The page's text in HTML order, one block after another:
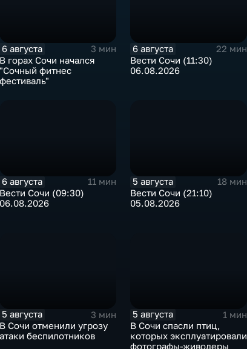
6 августа
3 мин
В горах Сочи начался
"Сочный фитнес
фестиваль"
6 августа
22 мин
Вести Сочи (11:30)
06.08.2026
6 августа
11 мин
Вести Сочи (09:30)
06.08.2026
5 августа
18 мин
Вести Сочи (21:10)
05.08.2026
5 августа
3 мин
В Сочи отменили угрозу
атаки беспилотников
5 августа
1 мин
В Сочи спасли птиц,
которых эксплуатировали
фотографы-живодеры